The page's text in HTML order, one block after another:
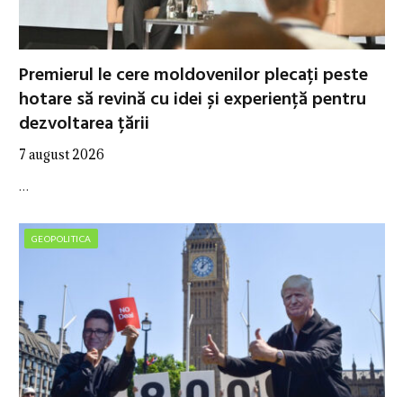
Premierul le cere moldovenilor plecați peste
hotare să revină cu idei și experiență pentru
dezvoltarea țării
7 august 2026
…
GEOPOLITICA